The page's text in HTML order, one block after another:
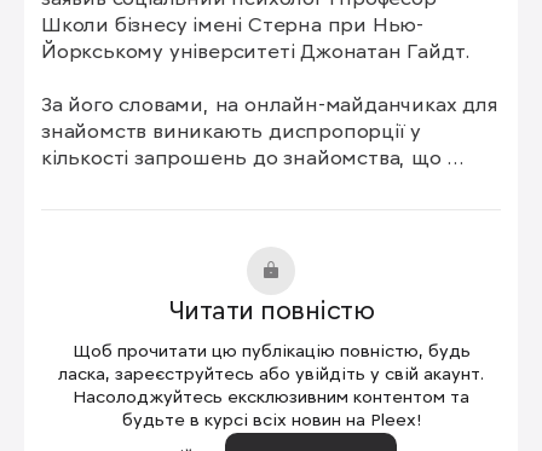
Школи бізнесу імені Стерна при Нью-
Йоркському університеті Джонатан Гайдт.
За його словами, на онлайн-майданчиках для
знайомств виникають диспропорції у
кількості запрошень до знайомства, що
чоловіків отримують усі запрошення [від
перетворитися на козлів. Вони можуть бути
грубими, вони можуть мати стосунки з
багатьма жінками", – пояснює Гайдт.
Він зауважує, що жінки, які натрапляють на
Читати повністю
Щоб прочитати цю публікацію повністю, будь
ласка, зареєструйтесь або увійдіть у свій акаунт.
Насолоджуйтесь ексклюзивним контентом та
будьте в курсі всіх новин на Pleex!